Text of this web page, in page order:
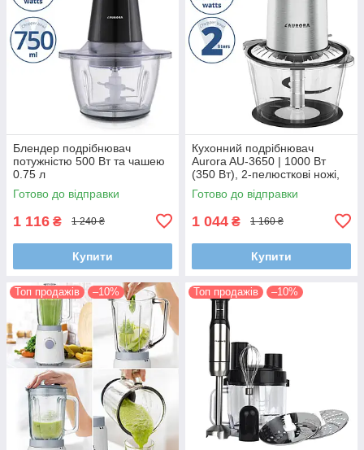
Блендер подрібнювач
потужністю 500 Вт та чашею
0.75 л
Готово до відправки
1 116 ₴ 1 240 ₴
Купити
Кухонний подрібнювач
Aurora AU-3650 | 1000 Вт
(350 Вт), 2-пелюсткові ножі,
для м'яса, овочів, горіхів
Готово до відправки
1 044 ₴ 1 160 ₴
Купити
Топ продажів –10% Топ продажів –10%